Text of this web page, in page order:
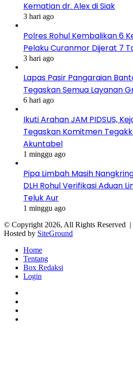
Kematian dr. Alex di Siak
3 hari ago
Polres Rohul Kembalikan 6
Pelaku Curanmor Dijerat 7
3 hari ago
Lapas Pasir Pangaraian
Tegaskan Semua Layanan
6 hari ago
Ikuti Arahan JAM PIDSUS,
Tegaskan Komitmen
Akuntabel
1 minggu ago
Pipa Limbah Masih
DLH Rohul Verifikasi Aduan
Teluk Aur
1 minggu ago
© Copyright 2026, All Rights Reserved |
Hosted by SiteGround
Home
Tentang
Box Redaksi
Login